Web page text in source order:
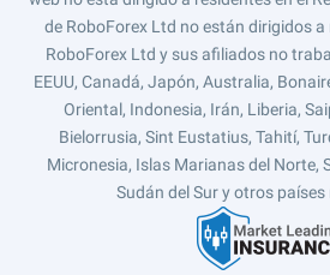
de RoboForex Ltd no están dirigidos a
RoboForex Ltd y sus afiliados no
EEUU, Canadá, Japón, Australia,
Oriental, Indonesia, Irán, Liberia,
Bielorrusia, Sint Eustatius, Tahití,
Micronesia, Islas Marianas del Norte,
Sudán del Sur y otros